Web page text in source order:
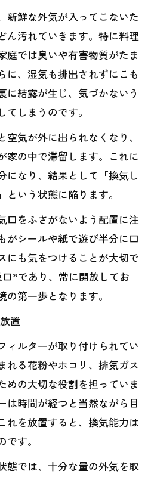
新鮮な外気が入ってこないた
ん汚れていきます。特に料理
庭では臭いや有害物質がたま
に、湿気も排出されずにこも
に結露が生じ、気づかないう
しまうのです。
気が外に出られなくなり、
家の中で滞留します。これに
になり、結果として「換気し
いう状態に陥ります。
口をふさがないよう配置に注
がシールや紙で遊び半分に口
にも気をつけることが大切で
”であり、常に開放してお
の第一歩となります。
置
ィルターが取り付けられてい
れる花粉やホコリ、排気ガス
めの大切な役割を担っていま
は時間が経つと当然ながら目
れを放置すると、換気能力は
す。
態では、十分な量の外気を取